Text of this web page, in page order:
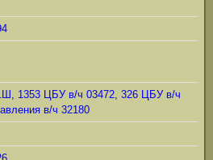
1353 ЦБУ в/ч 03472, 326 ЦБУ в/ч
в/ч 32180